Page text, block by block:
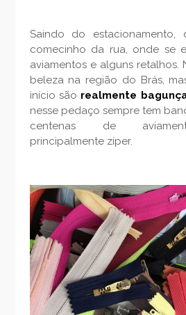
Saindo do
comecinho da rua, onde se
aviamentos e alguns retalhos.
beleza na região do Brás,
início são realmente
nesse pedaço sempre tem
centenas de
principalmente zíper.